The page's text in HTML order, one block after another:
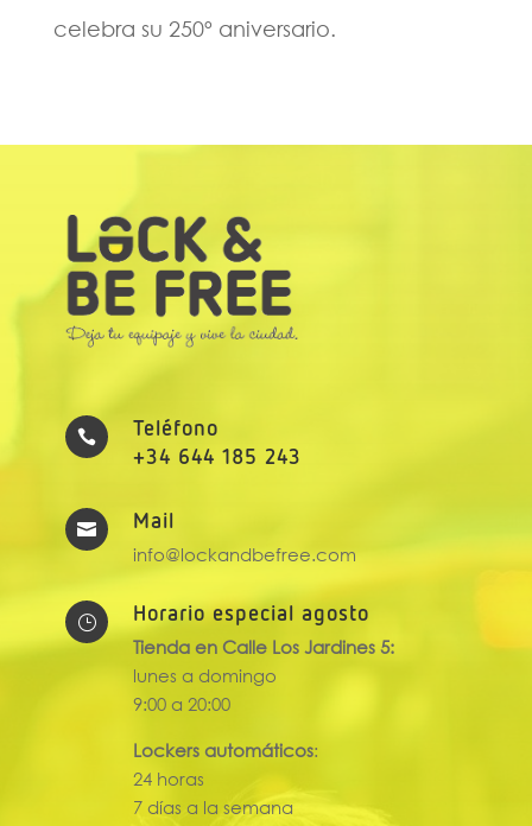
celebra su 250º aniversario.

Teléfono
+34 644 185 243
 Mail
info@lockandbefree.com
} Horario especial agosto
Tienda en Calle Los Jardines 5:
lunes a domingo
9:00 a 20:00
Lockers automáticos:
24 horas
7 días a la semana